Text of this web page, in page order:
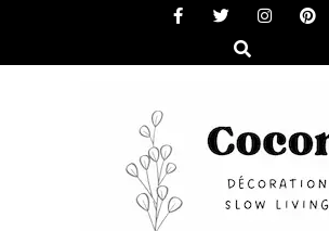
content
Search